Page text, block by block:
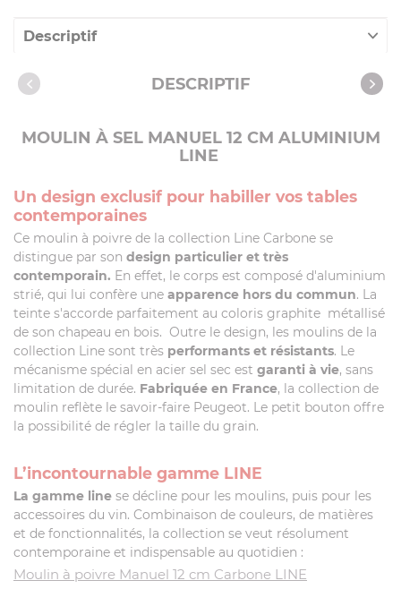
Descriptif
Caractéristiques DESCRIPTIF
MOULIN À SEL MANUEL 12 CM ALUMINIUM
LINE
Un design exclusif pour habiller vos tables
contemporaines
Ce moulin à poivre de la collection Line Carbone se
distingue par son design particulier et très
contemporain. En effet, le corps est composé d'aluminium
strié, qui lui confère une apparence hors du commun. La
teinte s'accorde parfaitement au coloris graphite métallisé
de son chapeau en bois. Outre le design, les moulins de la
collection Line sont très performants et résistants. Le
mécanisme spécial en acier sel sec est garanti à vie, sans
limitation de durée. Fabriquée en France, la collection de
moulin reflète le savoir-faire Peugeot. Le petit bouton offre
la possibilité de régler la taille du grain.
L’incontournable gamme LINE
La gamme line se décline pour les moulins, puis pour les
accessoires du vin. Combinaison de couleurs, de matières
et de fonctionnalités, la collection se veut résolument
contemporaine et indispensable au quotidien :
Moulin à poivre Manuel 12 cm Carbone LINE